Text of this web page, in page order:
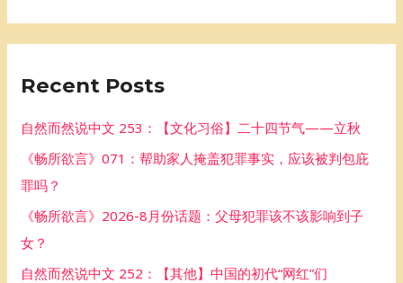
c
f
r
Recent Posts
自然而然说中文 253：【文化习俗】二十四节气——立秋
《畅所欲言》071：帮助家人掩盖犯罪事实，应该被判包庇
罪吗？
《畅所欲言》2026-8月份话题：父母犯罪该不该影响到子
女？
自然而然说中文 252：【其他】中国的初代“网红”们